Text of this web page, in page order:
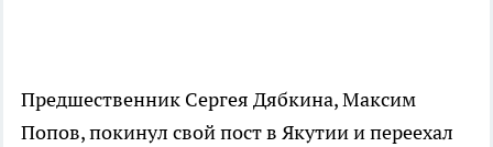
Предшественник Сергея Дябкина, Максим
Попов, покинул свой пост в Якутии и переехал